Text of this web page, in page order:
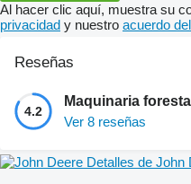
Al hacer clic aquí, muestra su
privacidad y nuestro acuerdo
Reseñas
4.2
Maquinaria
Ver 8 reseñas
Detalles de John